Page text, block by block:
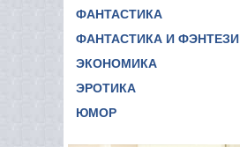
ФАНТАСТИКА
ФАНТАСТИКА И ФЭНТЕЗИ
ЭКОНОМИКА
ЭРОТИКА
ЮМОР